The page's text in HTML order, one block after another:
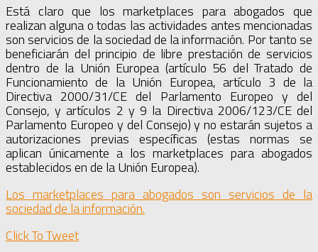
Está claro que los marketplaces para abogados que
realizan alguna o todas las actividades antes mencionadas
son servicios de la sociedad de la información. Por tanto se
beneficiarán del principio de libre prestación de servicios
dentro de la Unión Europea (artículo 56 del Tratado de
Funcionamiento de la Unión Europea, artículo 3 de la
Directiva 2000/31/CE del Parlamento Europeo y del
Consejo, y artículos 2 y 9 la Directiva 2006/123/CE del
Parlamento Europeo y del Consejo) y no estarán sujetos a
autorizaciones previas específicas (estas normas se
aplican únicamente a los marketplaces para abogados
establecidos en de la Unión Europea).
Los marketplaces para abogados son servicios de la
sociedad de la información.
Click To Tweet